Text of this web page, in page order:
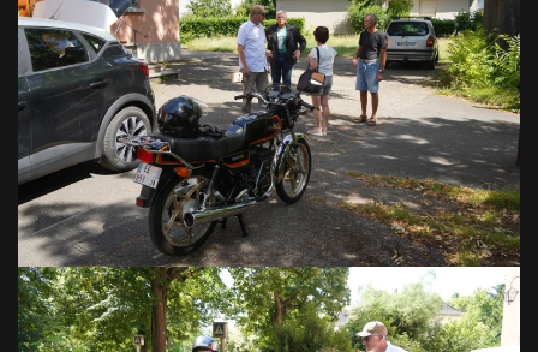
VOIR EN GRAND